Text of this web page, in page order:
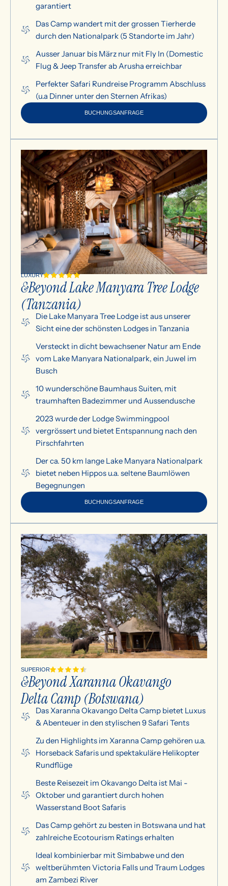
garantiert
Das Camp wandert mit der grossen Tierherde
durch den Nationalpark (5 Standorte im Jahr)
Ausser Januar bis März nur mit Fly In (Domestic
Flug & Jeep Transfer ab Arusha erreichbar
Perfekter Safari Rundreise Programm Abschluss
(u.a Dinner unter den Sternen Afrikas)
BUCHUNGSANFRAGE
LUXURY
&Beyond Lake Manyara Tree Lodge
(Tanzania)
Die Lake Manyara Tree Lodge ist aus unserer
Sicht eine der schönsten Lodges in Tanzania
Versteckt in dicht bewachsener Natur am Ende
vom Lake Manyara Nationalpark, ein Juwel im
Busch
10 wunderschöne Baumhaus Suiten, mit
traumhaften Badezimmer und Aussendusche
2023 wurde der Lodge Swimmingpool
vergrössert und bietet Entspannung nach den
Pirschfahrten
Der ca. 50 km lange Lake Manyara Nationalpark
bietet neben Hippos u.a. seltene Baumlöwen
Begegnungen
BUCHUNGSANFRAGE
SUPERIOR
&Beyond Xaranna Okavango
Delta Camp (Botswana)
Das Xaranna Okavango Delta Camp bietet Luxus
& Abenteuer in den stylischen 9 Safari Tents
Zu den Highlights im Xaranna Camp gehören u.a.
Horseback Safaris und spektakuläre Helikopter
Rundflüge
Beste Reisezeit im Okavango Delta ist Mai -
Oktober und garantiert durch hohen
Wasserstand Boot Safaris
Das Camp gehört zu besten in Botswana und hat
zahlreiche Ecotourism Ratings erhalten
Ideal kombinierbar mit Simbabwe und den
weltberühmten Victoria Falls und Traum Lodges
am Zambezi River